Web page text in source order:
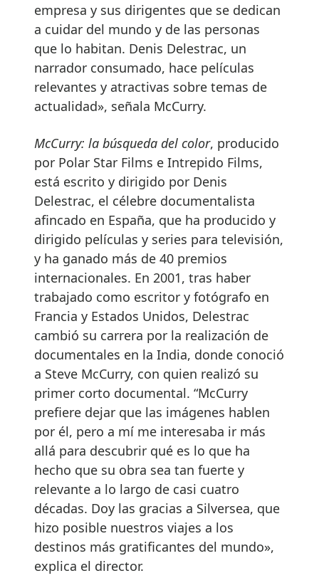
empresa y sus dirigentes que se dedican
a cuidar del mundo y de las personas
que lo habitan. Denis Delestrac, un
narrador consumado, hace películas
relevantes y atractivas sobre temas de
actualidad», señala McCurry.
McCurry: la búsqueda del color, producido
por Polar Star Films e Intrepido Films,
está escrito y dirigido por Denis
Delestrac, el célebre documentalista
afincado en España, que ha producido y
dirigido películas y series para televisión,
y ha ganado más de 40 premios
internacionales. En 2001, tras haber
trabajado como escritor y fotógrafo en
Francia y Estados Unidos, Delestrac
cambió su carrera por la realización de
documentales en la India, donde conoció
a Steve McCurry, con quien realizó su
primer corto documental. “McCurry
prefiere dejar que las imágenes hablen
por él, pero a mí me interesaba ir más
allá para descubrir qué es lo que ha
hecho que su obra sea tan fuerte y
relevante a lo largo de casi cuatro
décadas. Doy las gracias a Silversea, que
hizo posible nuestros viajes a los
destinos más gratificantes del mundo»,
explica el director.